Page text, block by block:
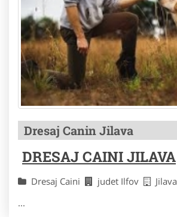
Dresaj Canin Jilava
DRESAJ CAINI JILAVA
Dresaj Caini judet Ilfov
Jilava
...